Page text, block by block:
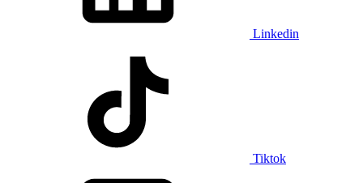
Linkedin
Tiktok